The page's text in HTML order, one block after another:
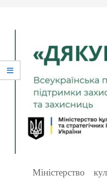
Міністерство